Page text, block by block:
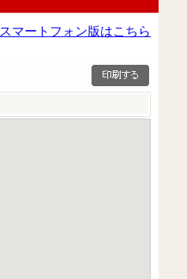
スマートフォン版はこちら